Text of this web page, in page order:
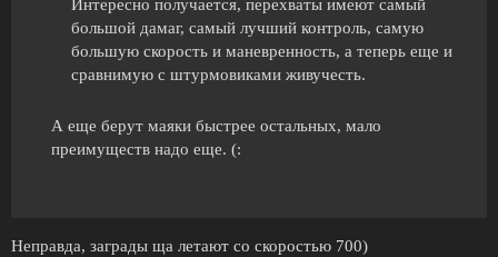
Интересно получается, перехваты имеют самый
большой дамаг, самый лучший контроль, самую
большую скорость и маневренность, а теперь еще и
сравнимую с штурмовиками живучесть.
А еще берут маяки быстрее остальных, мало
преимуществ надо еще. (:
Неправда, заграды ща летают со скоростью 700)